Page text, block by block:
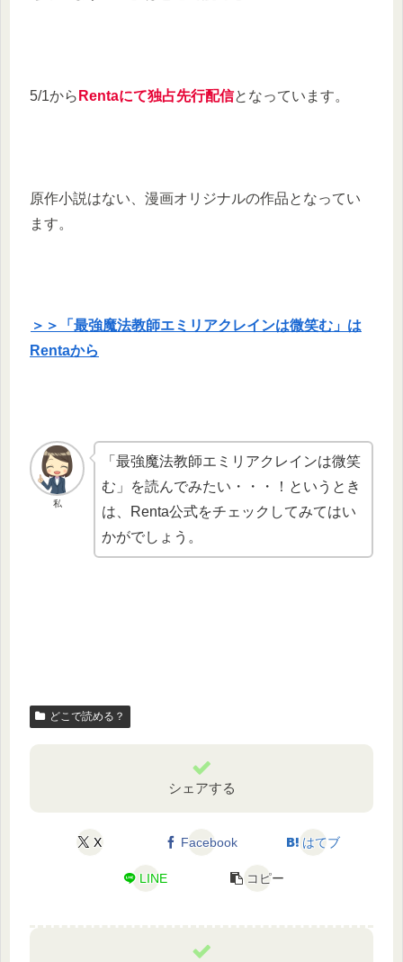
5/1から Rentaにて独占先行配信となっています。
原作小説はない、漫画オリジナルの作品となってい
ます。
＞＞「最強魔法教師エミリアクレインは微笑む」は
Rentaから
私
「最強魔法教師エミリアクレインは微笑
む」を読んでみたい・・・！というとき
は、Renta公式をチェックしてみてはい
かがでしょう。
どこで読める？
シェアする
X Facebook はてブ
LINE コピー